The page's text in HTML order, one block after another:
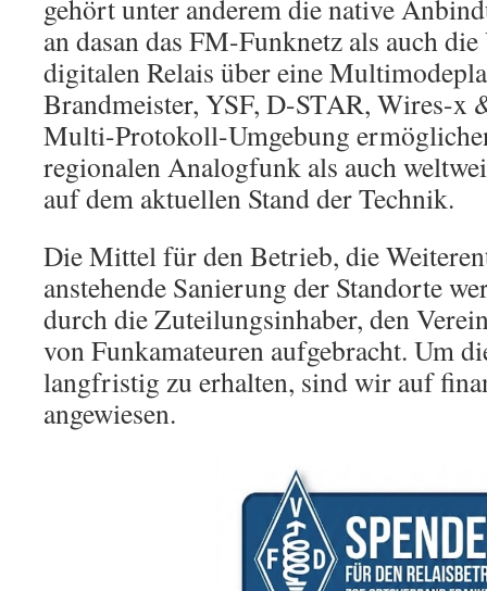
gehört unter anderem die native
an dasan das FM-Funknetz als auch
digitalen Relais über eine
Brandmeister, YSF, D-STAR, Wires-x
Multi-Protokoll-Umgebung
regionalen Analogfunk als auch
auf dem aktuellen Stand der Technik.
Die Mittel für den Betrieb, die
anstehende Sanierung der Standorte
durch die Zuteilungsinhaber, den
von Funkamateuren aufgebracht. Um
langfristig zu erhalten, sind wir auf
angewiesen.